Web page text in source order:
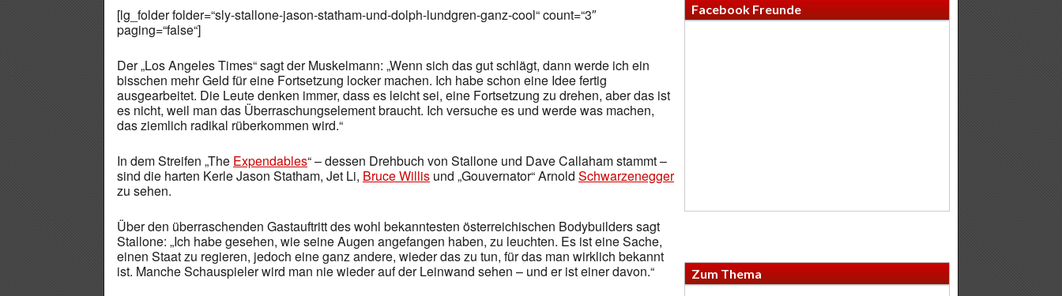
[lg_folder folder=“sly-stallone-jason-statham-und-dolph-lundgren-ganz-cool“ count=“3″
paging=“false“]
Der „Los Angeles Times“ sagt der Muskelmann: „Wenn sich das gut schlägt, dann werde ich ein
bisschen mehr Geld für eine Fortsetzung locker machen. Ich habe schon eine Idee fertig
ausgearbeitet. Die Leute denken immer, dass es leicht sei, eine Fortsetzung zu drehen, aber das ist
es nicht, weil man das Überraschungselement braucht. Ich versuche es und werde was machen,
das ziemlich radikal rüberkommen wird.“
In dem Streifen „The Expendables“ – dessen Drehbuch von Stallone und Dave Callaham stammt –
sind die harten Kerle Jason Statham, Jet Li, Bruce Willis und „Gouvernator“ Arnold Schwarzenegger
zu sehen.
Über den überraschenden Gastauftritt des wohl bekanntesten österreichischen Bodybuilders sagt
Stallone: „Ich habe gesehen, wie seine Augen angefangen haben, zu leuchten. Es ist eine Sache,
einen Staat zu regieren, jedoch eine ganz andere, wieder das zu tun, für das man wirklich bekannt
ist. Manche Schauspieler wird man nie wieder auf der Leinwand sehen – und er ist einer davon.“
Facebook Freunde
Zum Thema